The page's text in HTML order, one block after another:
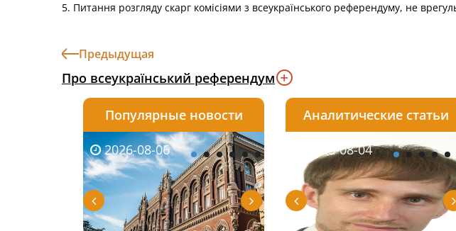
5. Питання розгляду скарг комісіями з всеукраїнського референдуму, не
Предыдущая
Про всеукраїнський референдум
Популярные новости
2026-08-06 2026-08-06
Аналитические статьи
2026-08-03 2026-08-04
2026-05-25